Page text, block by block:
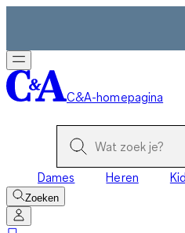
C&A-homepagina
Dames Heren
Zoeken